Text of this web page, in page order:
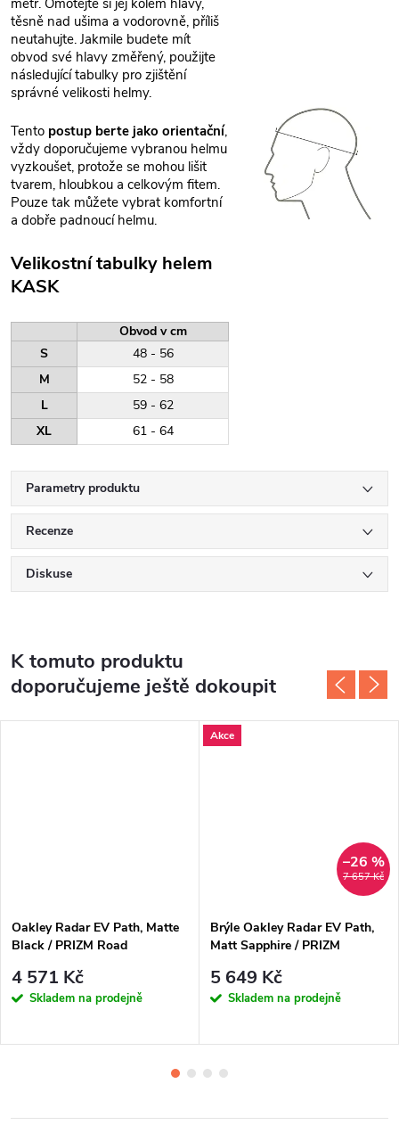
metr. Omotejte si jej kolem hlavy,
těsně nad ušima a vodorovně, příliš
neutahujte. Jakmile budete mít
obvod své hlavy změřený, použijte
následující tabulky pro zjištění
správné velikosti helmy.
Tento postup berte jako orientační,
vždy doporučujeme vybranou helmu
vyzkoušet, protože se mohou lišit
tvarem, hloubkou a celkovým fitem.
Pouze tak můžete vybrat komfortní
a dobře padnoucí helmu.
Velikostní tabulky helem
KASK
Obvod v cm
S
48 - 56
M
52 - 58
L
59 - 62
XL
61 - 64
Parametry produktu
Recenze
Diskuse
K tomuto produktu
doporučujeme ještě dokoupit
Oakley Radar EV Path, Matte
Black / PRIZM Road
4 571 Kč
Skladem na prodejně
Akce
7 657 Kč
–26 %
Brýle Oakley Radar EV Path,
Matt Sapphire / PRIZM
5 649 Kč
Skladem na prodejně